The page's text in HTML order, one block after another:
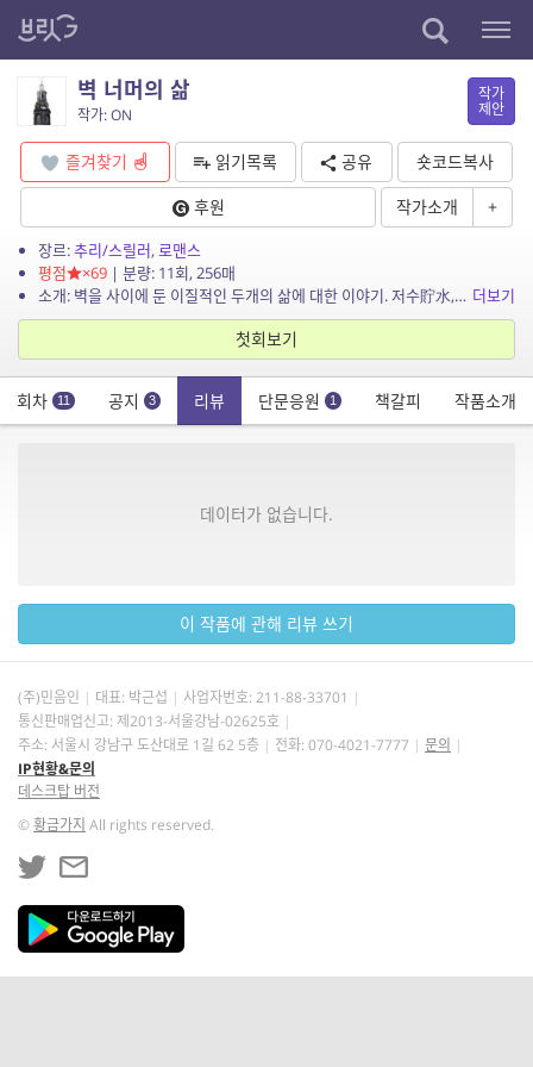
벽 너머의 삶
작가: ON
작가
제안
즐겨찾기 읽기목록 공유
숏코드복사
후원
작가소개 +
장르:추리/스릴러,로맨스
평점
×69| 분량: 11회, 256매
소개: 벽을 사이에 둔 이질적인 두개의 삶에 대한 이야기. 저수貯水, 첫 번째 에피소드. 더보기
첫회보기
회차 11 공지 3 리뷰 단문응원 1 책갈피 작품소개
데이터가 없습니다.
이 작품에 관해 리뷰 쓰기
(주)민음인 대표: 박근섭 사업자번호: 211-88-33701
통신판매업신고: 제2013-서울강남-02625호
주소: 서울시 강남구 도산대로 1길 62 5층
전화: 070-4021-7777
문의
IP현황&문의
데스크탑 버전
©황금가지 All rights reserved.